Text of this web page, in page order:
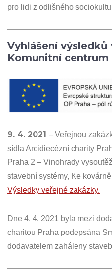
pro lidi z odlišného
Vyhlášení výsledků
Komunitní centrum
9. 4. 2021 – Veřejnou
sídla Arcidiecézní charity
Praha 2 – Vinohrady
stavební systémy, Ke
Výsledky veřejné zakázky.
Dne 4. 4. 2021 byla mezi
charitou Praha podepsána
dodavatelem zaháleny